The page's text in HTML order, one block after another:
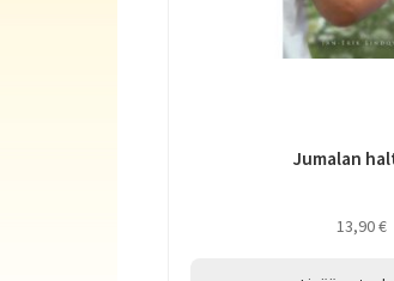
Jumalan
13,90€